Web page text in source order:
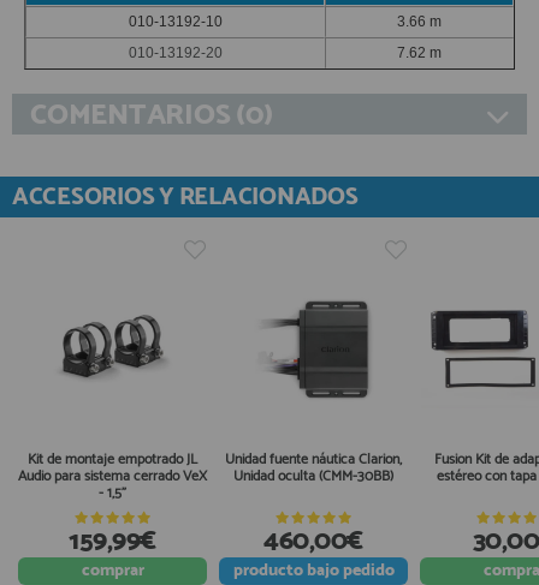
010-13192-10
3.66 m
010-13192-20
7.62 m
COMENTARIOS (0)
ACCESORIOS Y RELACIONADOS
Kit de montaje empotrado JL
Audio para sistema cerrado VeX
- 1,5"
159,99€
comprar
Unidad fuente náutica Clarion,
Unidad oculta (CMM-30BB)
460,00€
productobajo pedido
Fusion Kit de
estéreo con